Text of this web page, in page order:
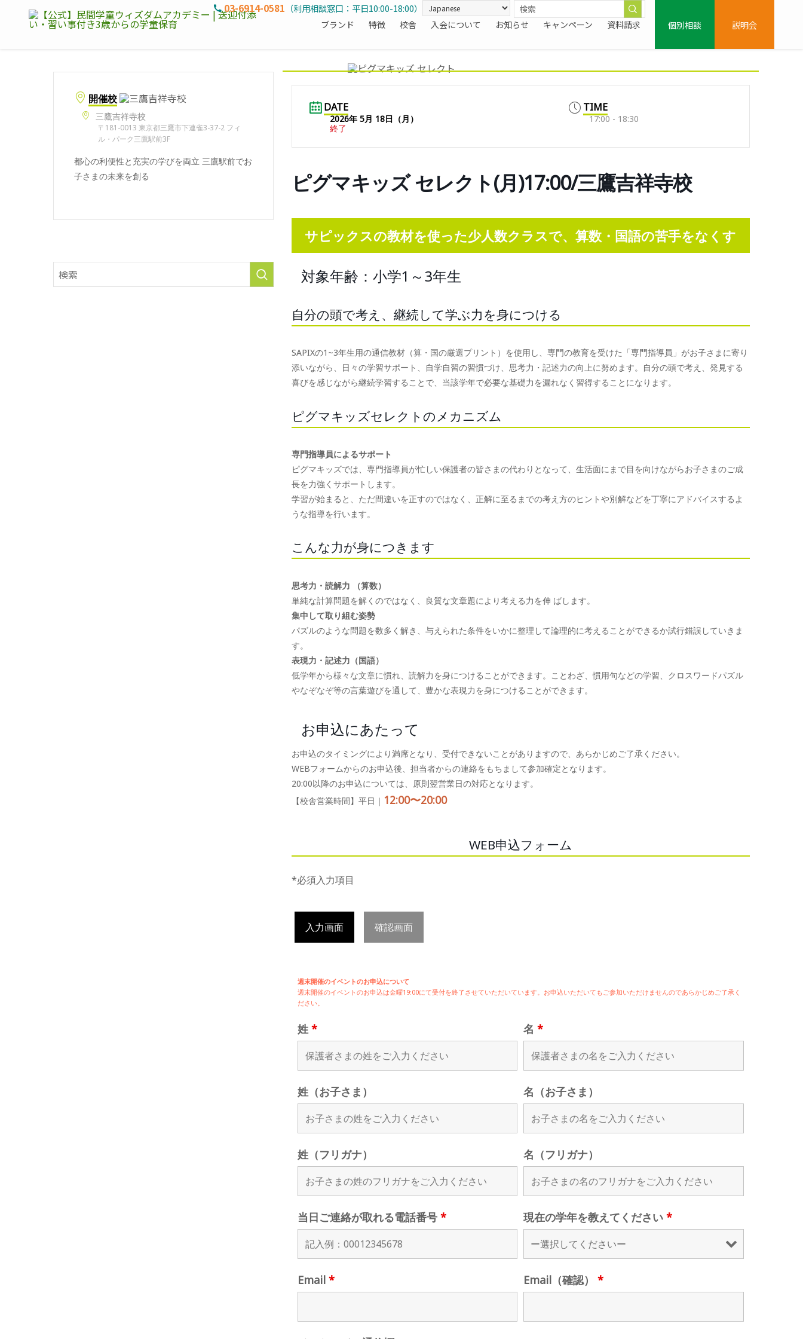
ブランド 特徴 校舎 入会について お知らせ キャンペーン 資料請求
03-6914-0581 （利用相談窓口：平日10:00-18:00）
個別相談
説明会
開催校
三鷹吉祥寺校
〒181-0013 東京都三鷹市下連雀3-37-2 フィ
ル・パーク三鷹駅前3F
都心の利便性と充実の学びを両立 三鷹駅前でお
子さまの未来を創る
DATE
2026年 5月 18日（月）
終了
TIME
17:00 - 18:30
ピグマキッズ セレクト(月)17:00/三鷹吉祥寺校
サピックスの教材を使った少人数クラスで、算数・国語の苦手をなくす
対象年齢：小学1～3年生
自分の頭で考え、継続して学ぶ力を身につける
SAPIXの1~3年生用の通信教材（算・国の厳選プリント）を使用し、専門の教育を受けた「専門指導員」がお子さまに寄り
添いながら、日々の学習サポート、自学自習の習慣づけ、思考力・記述力の向上に努めます。自分の頭で考え、発見する
喜びを感じながら継続学習することで、当該学年で必要な基礎力を漏れなく習得することになります。
ピグマキッズセレクトのメカニズム
専門指導員によるサポート
ピグマキッズでは、専門指導員が忙しい保護者の皆さまの代わりとなって、生活面にまで目を向けながらお子さまのご成
長を力強くサポートします。
学習が始まると、ただ間違いを正すのではなく、正解に至るまでの考え方のヒントや別解などを丁寧にアドバイスするよ
うな指導を行います。
こんな力が身につきます
思考力・読解力 （算数）
単純な計算問題を解くのではなく、良質な文章題により考える力を伸 ばします。
集中して取り組む姿勢
パズルのような問題を数多く解き、与えられた条件をいかに整理して論理的に考えることができるか試行錯誤していきま
す。
表現力・記述力（国語）
低学年から様々な文章に慣れ、読解力を身につけることができます。ことわざ、慣用句などの学習、クロスワードパズル
やなぞなぞ等の言葉遊びを通して、豊かな表現力を身につけることができます。
お申込にあたって
お申込のタイミングにより満席となり、受付できないことがありますので、あらかじめご了承ください。
WEBフォームからのお申込後、担当者からの連絡をもちまして参加確定となります。
20:00以降のお申込については、原則翌営業日の対応となります。
【校舎営業時間】平日｜ 12:00〜20:00
WEB申込フォーム
*必須入力項目
入力画面 確認画面
週末開催のイベントのお申込について
週末開催のイベントのお申込は金曜19:00にて受付を終了させていただいています。お申込いただいてもご参加いただけませんのであらかじめご了承く
ださい。
姓 * 名*
姓（お子さま） 名（お子さま）
姓（フリガナ） 名（フリガナ）
当日ご連絡が取れる電話番号 * 現在の学年を教えてください*
Email * Email（確認）*